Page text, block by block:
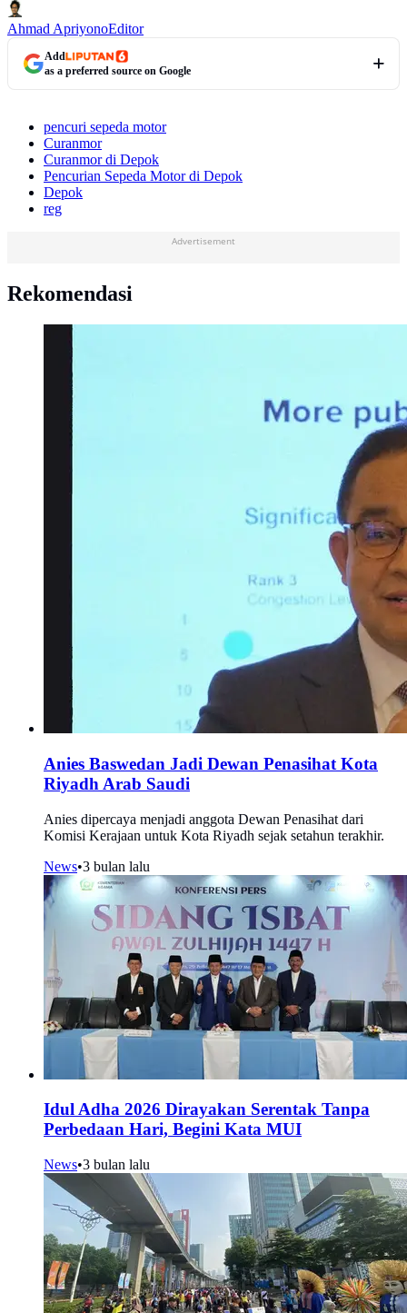
Ahmad ApriyonoEditor
Add
as a preferred source on Google
pencuri sepeda motor
Curanmor
Curanmor di Depok
Pencurian Sepeda Motor di Depok
Depok
reg
Advertisement
Rekomendasi
Anies Baswedan Jadi Dewan Penasihat Kota
Riyadh Arab Saudi
Anies dipercaya menjadi anggota Dewan Penasihat dari
Komisi Kerajaan untuk Kota Riyadh sejak setahun terakhir.
News•3 bulan lalu
Idul Adha 2026 Dirayakan Serentak Tanpa
Perbedaan Hari, Begini Kata MUI
News•3 bulan lalu